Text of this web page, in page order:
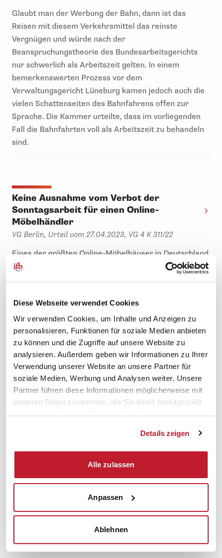
Diese Webseite verwendet Cookies
Wir verwenden Cookies, um Inhalte und Anzeigen zu
personalisieren, Funktionen für soziale Medien anbieten
zu können und die Zugriffe auf unsere Website zu
analysieren. Außerdem geben wir Informationen zu Ihrer
Verwendung unserer Website an unsere Partner für
soziale Medien, Werbung und Analysen weiter. Unsere
Partner führen diese Informationen möglicherweise mit
weiteren Daten zusammen, die Sie ihnen bereitgestellt
haben oder die sie im Rahmen Ihrer Nutzung der
Details zeigen
Alle zulassen
Anpassen
Ablehnen
Glaubt man der Werbung der Bahn, dann ist das
Reisen mit diesem Verkehrsmittel das reinste
Vergnügen und würde nach der
Beanspruchungstheorie des Bundesarbeitsgerichts
nur schwerlich als Arbeitszeit gelten. In einem
bemerkenswerten Prozess vor dem
Verwaltungsgericht Lüneburg kamen jedoch auch die
vielen Schattenseiten des Bahnfahrens offen zur
Sprache. Die Kammer urteilte, dass im vorliegenden
Fall die Bahnfahrten voll als Arbeitszeit zu behandeln
sind.
Keine Ausnahme vom Verbot der
Sonntagsarbeit für einen Online-
Möbelhändler
VG Berlin, Urteil vom 27.04.2023, VG 4 K 311/22
Eines der größten Online-Möbelhäuser in Deutschland
sah sich gegenüber Wettbewerbern aus dem Ausland
benachteiligt und beantragte bei der zuständigen
Sonntagsarbeit. Die lehnte ab, und die Klage auf
Bewilligung vor dem Verwaltungsgericht scheiterte
ebenfalls.
Ordentliche Verdachtskündigung wegen
Arbeitszeitmanipulation
Arbeit zu beginnen, weil das Arbeitszeitkonto
dringend aus dem Minus muss? Ob der dringende
Verdacht einer falschen Arbeitszeiterfassung eine
LAG Mecklenburg-Vorpommern zu entscheiden.